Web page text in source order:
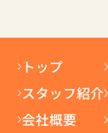
トップ
スタッフ紹介
会社概要